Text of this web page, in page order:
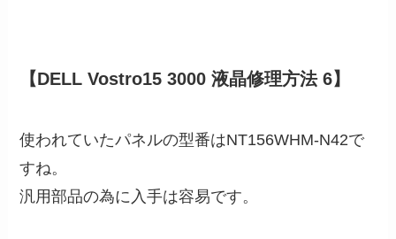
【DELL Vostro15 3000 液晶修理方法 6】
使われていたパネルの型番はNT156WHM-N42で
すね。
汎用部品の為に入手は容易です。